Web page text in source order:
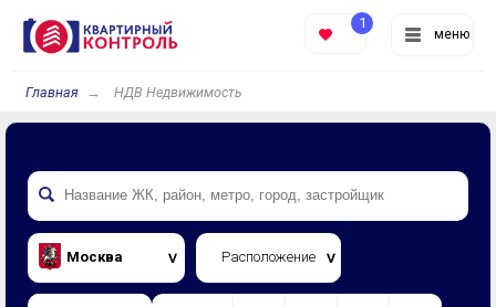
меню
1
Главная НДВ Недвижимость
Москва Расположение